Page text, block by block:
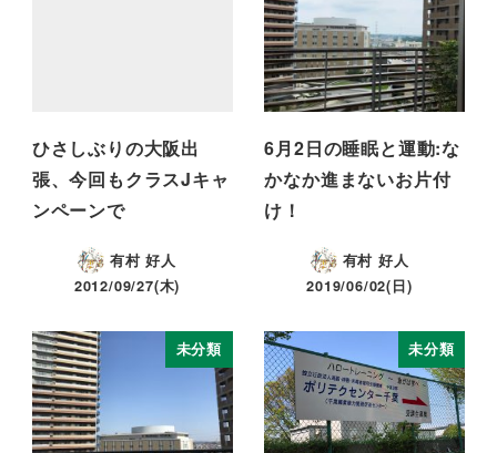
ひさしぶりの大阪出
張、今回もクラスJキャ
ンペーンで
有村 好人
2012/09/27(木)
6月2日の睡眠と運動:な
かなか進まないお片付
け！
有村 好人
2019/06/02(日)
未分類 未分類